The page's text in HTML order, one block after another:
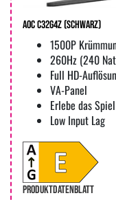
AOC C32G4Z (Schwarz)
1500P
260Hz (240
Full HD-
VA-Panel
Erlebe das
Low Input Lag
PRODUKTDATENBLATT